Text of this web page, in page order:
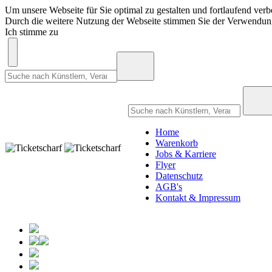
Um unsere Webseite für Sie optimal zu gestalten und fortlaufend
Durch die weitere Nutzung der Webseite stimmen Sie der
Ich stimme zu
Home
Warenkorb
Jobs & Karriere
Flyer
Datenschutz
AGB's
Kontakt & Impressum